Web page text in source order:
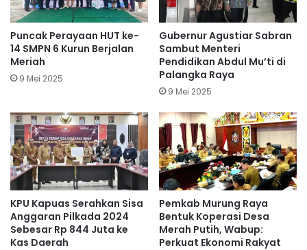
Puncak Perayaan HUT ke-
14 SMPN 6 Kurun Berjalan
Meriah
9 Mei 2025
Gubernur Agustiar Sabran
Sambut Menteri
Pendidikan Abdul Mu’ti di
Palangka Raya
9 Mei 2025
KPU Kapuas Serahkan Sisa
Anggaran Pilkada 2024
Sebesar Rp 844 Juta ke
Kas Daerah
Pemkab Murung Raya
Bentuk Koperasi Desa
Merah Putih, Wabup:
Perkuat Ekonomi Rakyat